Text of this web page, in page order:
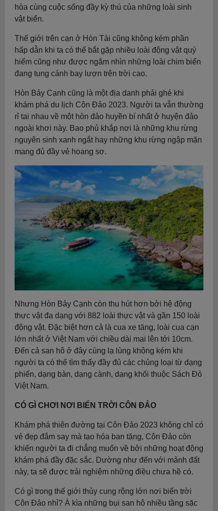
hòa cùng cuộc sống đầy kỳ thú của những loài sinh
vật biển.
Thế giới trên cạn ở Hòn Tài cũng không kém phần
hấp dẫn khi ta có thể bắt gặp nhiều loài động vật quý
hiếm cũng như được ngắm nhìn những loài chim biển
đang tung cánh bay lượn trên trời cao.
Hòn Bảy Cạnh cũng là một địa danh phải ghé khi
khám phá du lịch Côn Đảo 2023. Người ta vẫn thường
rỉ tai nhau về một hòn đảo huyền bí nhất ở huyện đảo
ngoài khơi này. Bao phủ khắp nơi là những khu rừng
nguyên sinh xanh ngắt hay những khu rừng ngập mặn
mang đủ đầy vẻ hoang sơ.
Nhưng Hòn Bảy Cạnh còn thu hút hơn bởi hệ động
thực vật đa dạng với 882 loài thực vật và gần 150 loài
động vật. Đặc biệt hơn cả là cua xe tăng, loài cua cạn
lớn nhất ở Việt Nam với chiều dài mai lên tới 10cm.
Đến cả san hô ở đây cùng lạ lùng không kém khi
người ta có thể tìm thấy đầy đủ các chủng loại từ dạng
phiến, dạng bàn, dạng cành, dạng khối thuộc Sách Đỏ
Việt Nam.
CÓ GÌ CHƠI NƠI BIỂN TRỜI CÔN ĐẢO
Khám phá thiên đường tại Côn Đảo 2023 không chỉ có
vẻ đẹp đắm say mà tạo hóa ban tặng, Côn Đảo còn
khiến người ta đi chẳng muốn về bởi những hoạt động
khám phá đầy đặc sắc. Dường như đến với mảnh đất
này, ta sẽ được trải nghiệm những điều chưa hề có.
Có gì trong thế giới thủy cung rộng lớn nơi biển trời
Côn Đảo nhỉ? À kìa những bụi san hô nhiều tầng sặc